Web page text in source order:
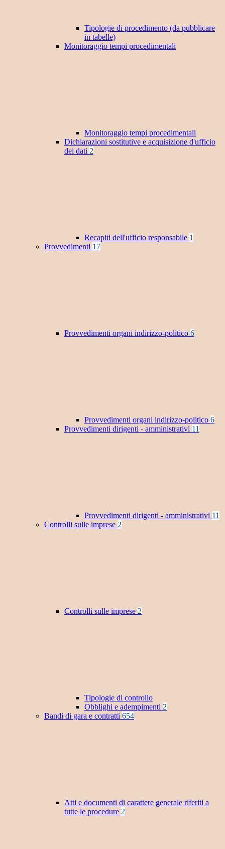
Tipologie di procedimento (da pubblicare
in tabelle)
Monitoraggio tempi procedimentali
Monitoraggio tempi procedimentali
Dichiarazioni sostitutive e acquisizione d'ufficio
dei dati 2
Recapiti dell'ufficio responsabile 1
Provvedimenti 17
Provvedimenti organi indirizzo-politico 6
Provvedimenti organi indirizzo-politico 6
Provvedimenti dirigenti - amministrativi 11
Provvedimenti dirigenti - amministrativi 11
Controlli sulle imprese 2
Controlli sulle imprese 2
Tipologie di controllo
Obblighi e adempimenti 2
Bandi di gara e contratti 654
Atti e documenti di carattere generale riferiti a
tutte le procedure 2